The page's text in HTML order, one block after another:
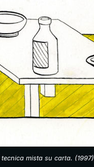
tecnica mista su carta. (1997)